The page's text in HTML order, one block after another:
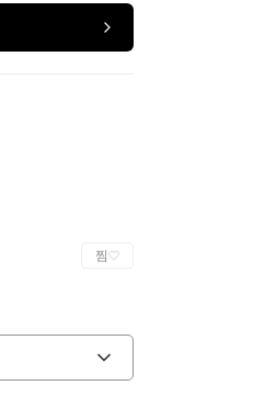
찜